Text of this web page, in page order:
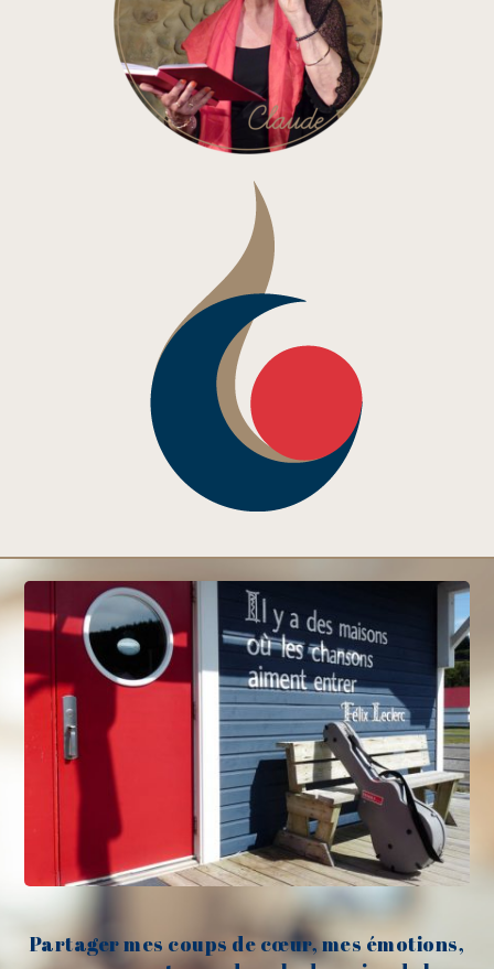
Partager mes coups de cœur, mes émotions,